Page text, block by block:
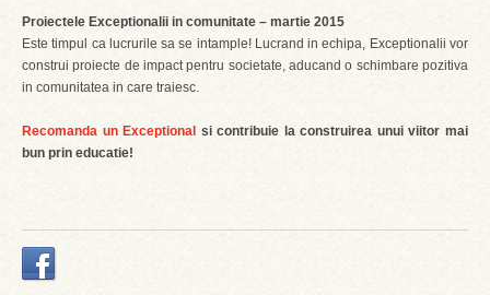
Proiectele Exceptionalii in comunitate – martie 2015
Este timpul ca lucrurile sa se intample! Lucrand in echipa, Exceptionalii vor
construi proiecte de impact pentru societate, aducand o schimbare pozitiva
in comunitatea in care traiesc.
Recomanda un Exceptional si contribuie la construirea unui viitor mai
bun prin educatie!